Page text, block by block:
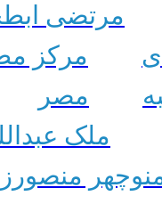
مرتضی
مرکز
مصر
ملک